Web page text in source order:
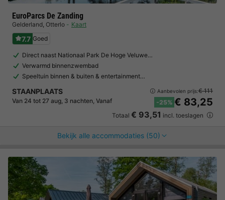
EuroParcs De Zanding
Gelderland, Otterlo Kaart
7.7 Goed
Direct naast Nationaal Park De Hoge Veluwe…
Verwarmd binnenzwembad
Speeltuin binnen & buiten & entertainment…
STAANPLAATS
Van 24 tot 27 aug, 3 nachten, Vanaf
Aanbevolen prijs:€ 111
-25% € 83,25
Totaal € 93,51 incl. toeslagen
Bekijk alle accommodaties (50)